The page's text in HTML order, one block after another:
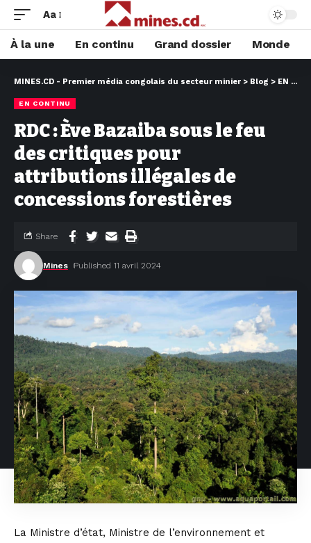
Aa
À la une En continu Grand dossier Monde
MINES.CD - Premier média congolais du secteur minier > Blog > EN CONTINU
EN CONTINU
RDC : Ève Bazaiba sous le feu
des critiques pour
attributions illégales de
concessions forestières
Mines Published 11 avril 2024
Share
La Ministre d’état, Ministre de l’environnement et